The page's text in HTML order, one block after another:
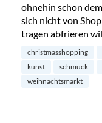
ohnehin schon
sich nicht von
tragen abfrieren
christmasshopping
kunst
schmuck
weihnachtsmarkt